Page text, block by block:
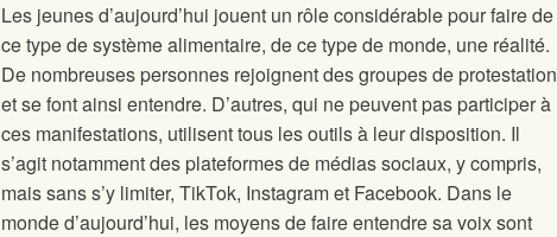
Les jeunes d’aujourd’hui jouent un rôle considérable pour faire de
ce type de système alimentaire, de ce type de monde, une réalité.
De nombreuses personnes rejoignent des groupes de protestation
et se font ainsi entendre. D’autres, qui ne peuvent pas participer à
ces manifestations, utilisent tous les outils à leur disposition. Il
s’agit notamment des plateformes de médias sociaux, y compris,
mais sans s’y limiter, TikTok, Instagram et Facebook. Dans le
monde d’aujourd’hui, les moyens de faire entendre sa voix sont